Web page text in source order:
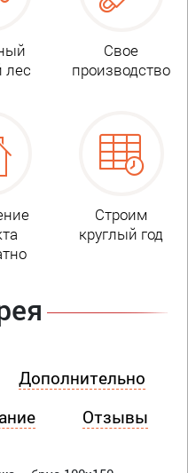
лес
Свое
производство
Строим
круглый год
Дополнительно
Отзывы